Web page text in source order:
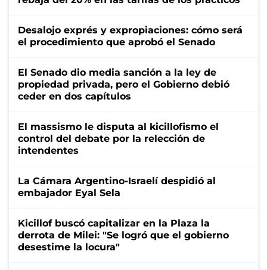
Desalojo exprés y expropiaciones: cómo será
el procedimiento que aprobó el Senado
El Senado dio media sanción a la ley de
propiedad privada, pero el Gobierno debió
ceder en dos capítulos
El massismo le disputa al kicillofismo el
control del debate por la relección de
intendentes
La Cámara Argentino-Israelí despidió al
embajador Eyal Sela
Kicillof buscó capitalizar en la Plaza la
derrota de Milei: "Se logró que el gobierno
desestime la locura"